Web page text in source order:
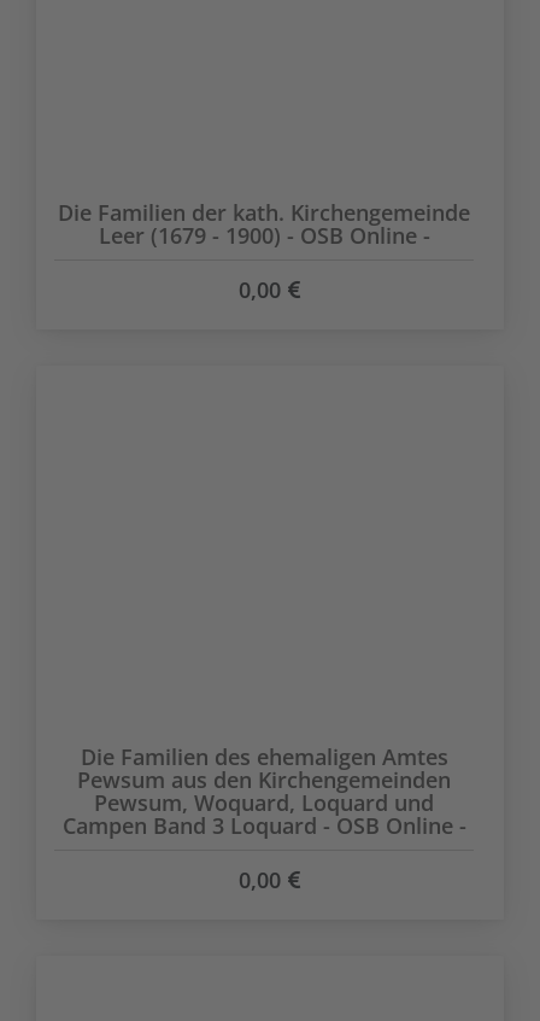
Die Familien der kath. Kirchengemeinde
Leer (1679 - 1900) - OSB Online -
0,00
Die Familien des ehemaligen Amtes
Pewsum aus den Kirchengemeinden
Pewsum, Woquard, Loquard und
Campen Band 3 Loquard - OSB Online -
0,00